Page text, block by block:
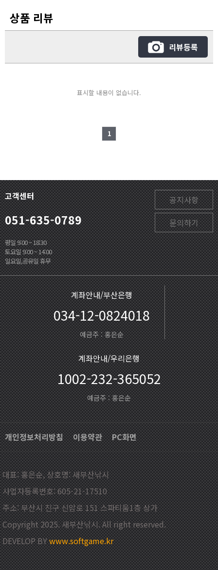
상품 리뷰
리뷰등록
표시할 내용이 없습니다.
1
고객센터
051-635-0789
평일 9:00 ~ 18:30
토요일 9:00 ~ 14:00
일요일,공유일 휴무
공지사항
문의하기
계좌안내/부산은행
034-12-0824018
예금주 : 홍은순
계좌안내/우리은행
1002-232-365052
예금주 : 홍은순
개인정보처리방침 이용약관 PC화면
대표: 홍은순, 상호명: 새부산낚시
사업자등록번호: 605-21-17510
주소: 부산시 진구 신암로 151 스파티움1층 상가
Copyright 2025. 새부산낚시. All right reserved.
DEVELOP BYwww.softgame.kr